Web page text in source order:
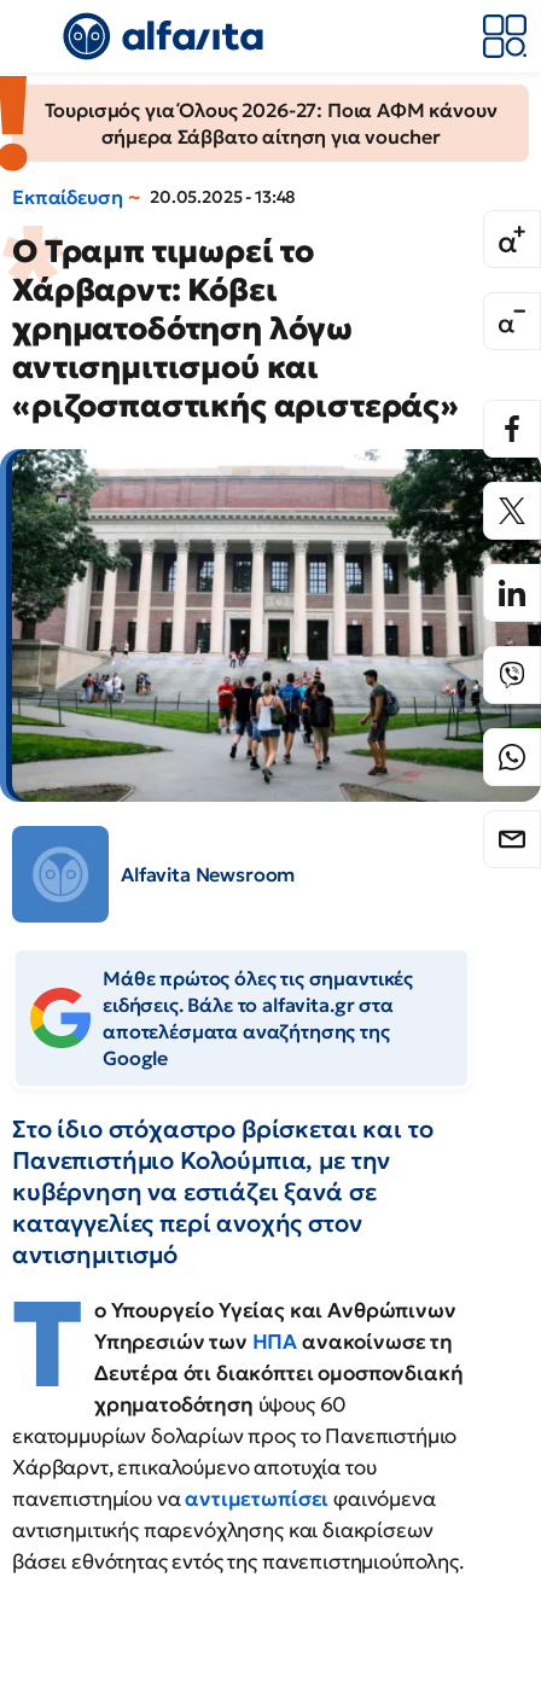
Τουρισμός για Όλους 2026-27: Ποια ΑΦΜ κάνουν
σήμερα Σάββατο αίτηση για voucher
Εκπαίδευση 20.05.2025 - 13:48
Ο Τραμπ τιμωρεί το
Χάρβαρντ: Κόβει
χρηματοδότηση λόγω
αντισημιτισμού και
«ριζοσπαστικής αριστεράς»
Alfavita Newsroom
Μάθε πρώτος όλες τις σημαντικές
ειδήσεις. Βάλε το alfavita.gr στα
αποτελέσματα αναζήτησης της
Google
Στο ίδιο στόχαστρο βρίσκεται και το
Πανεπιστήμιο Κολούμπια, με την
κυβέρνηση να εστιάζει ξανά σε
καταγγελίες περί ανοχής στον
αντισημιτισμό
Τ ο Υπουργείο Υγείας και Ανθρώπινων
Υπηρεσιών των ΗΠΑανακοίνωσε τη
Δευτέρα ότι διακόπτει ομοσπονδιακή
χρηματοδότηση ύψους 60
εκατομμυρίων δολαρίων προς το Πανεπιστήμιο
Χάρβαρντ, επικαλούμενο αποτυχία του
πανεπιστημίου νααντιμετωπίσειφαινόμενα
αντισημιτικής παρενόχλησης και διακρίσεων
βάσει εθνότητας εντός της πανεπιστημιούπολης.